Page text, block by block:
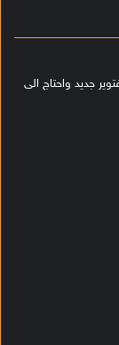
جديد واحتاج الى